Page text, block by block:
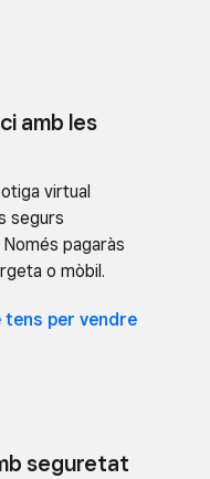
amb les
virtual
segurs
pagaràs
o mòbil.
tens per vendre
seguretat